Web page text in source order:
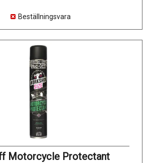
Beställningsvara
Motorcycle Protectant